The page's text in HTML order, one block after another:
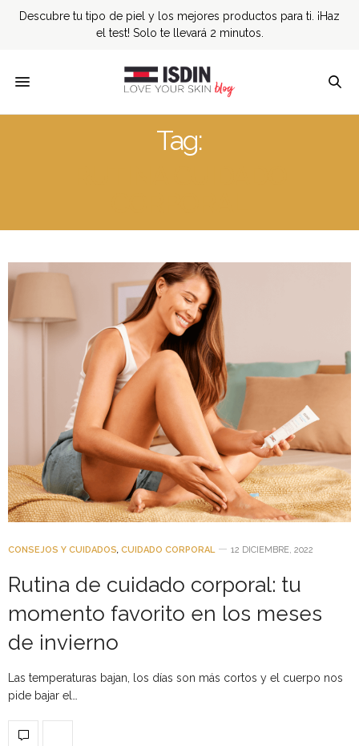
Descubre tu tipo de piel y los mejores productos para ti. ¡Haz
el test! Solo te llevará 2 minutos.
Tag:
CONSEJOS Y CUIDADOS, CUIDADO CORPORAL 12 DICIEMBRE, 2022
Rutina de cuidado corporal: tu
momento favorito en los meses
de invierno
Las temperaturas bajan, los días son más cortos y el cuerpo nos
pide bajar el…